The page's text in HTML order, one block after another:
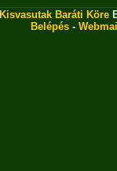
Kisvasutak Baráti Köre
Belépés -